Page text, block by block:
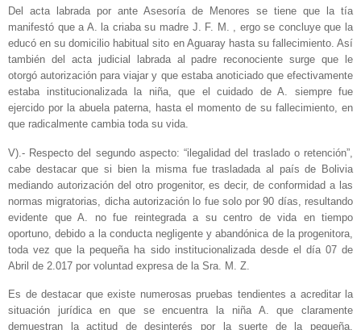
Del acta labrada por ante Asesoría de Menores se tiene que la tía
manifestó que a A. la criaba su madre J. F. M. , ergo se concluye que la
educó en su domicilio habitual sito en Aguaray hasta su fallecimiento. Así
también del acta judicial labrada al padre reconociente surge que le
otorgó autorización para viajar y que estaba anoticiado que efectivamente
estaba institucionalizada la niña, que el cuidado de A. siempre fue
ejercido por la abuela paterna, hasta el momento de su fallecimiento, en
que radicalmente cambia toda su vida.
V).- Respecto del segundo aspecto: “ilegalidad del traslado o retención”,
cabe destacar que si bien la misma fue trasladada al país de Bolivia
mediando autorización del otro progenitor, es decir, de conformidad a las
normas migratorias, dicha autorización lo fue solo por 90 días, resultando
evidente que A. no fue reintegrada a su centro de vida en tiempo
oportuno, debido a la conducta negligente y abandónica de la progenitora,
toda vez que la pequeña ha sido institucionalizada desde el día 07 de
Abril de 2.017 por voluntad expresa de la Sra. M. Z.
Es de destacar que existe numerosas pruebas tendientes a acreditar la
situación jurídica en que se encuentra la niña A. que claramente
demuestran la actitud de desinterés por la suerte de la pequeña.